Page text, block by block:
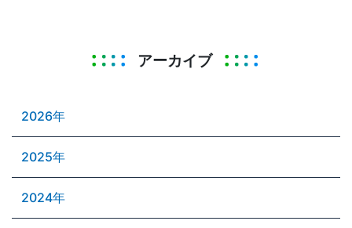
アーカイブ
2026年
2025年
2024年